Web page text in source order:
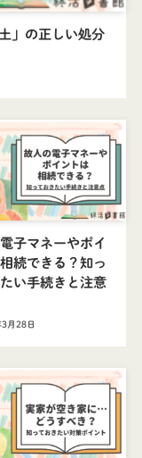
」の正しい処分
子マネーやポイ
続できる？知っ
い手続きと注意
月28日